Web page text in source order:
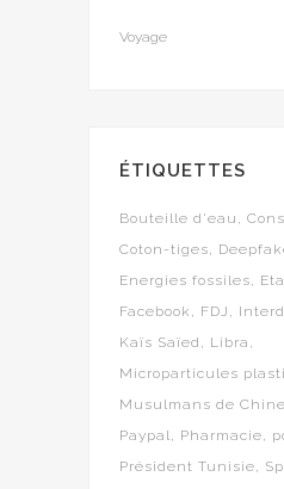
Voyage
ÉTIQUETTES
Bouteille d'eau
Coton-tiges
Energies fossiles
Facebook
FDJ
Kaïs Saïed
Libra
Microparticules
Musulmans de Chine
Paypal
Pharmacie
Président Tunisie